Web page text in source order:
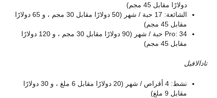
دولارًا مقابل 45 مجم)
الشائعة: 17 حبة / شهر (50 دولارًا مقابل 30 مجم ، و 65 دولارًا
مقابل 45 مجم)
Pro: 34 حبة / شهر (90 دولارًا مقابل 30 مجم ، و 120 دولارًا
مقابل 45 مجم)
تادالافيل
نشط: 4 أقراص / شهر (20 دولارًا مقابل 6 ملغ ، و 30 دولارًا
مقابل 9 ملغ)